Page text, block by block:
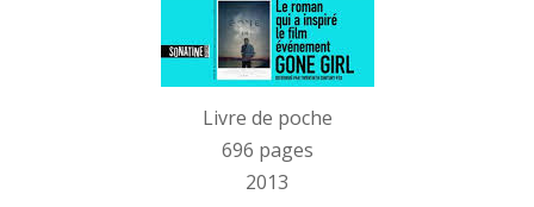
Livre de poche
696 pages
2013